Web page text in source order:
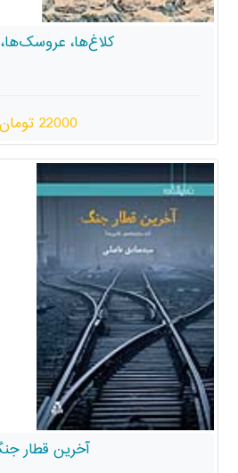
کلاغ‌ها، عروسک‌ها، آدم‌ها
آخرین قطار جنگ